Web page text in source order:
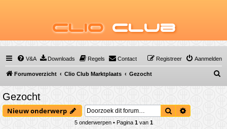
Clio Club
V&A Downloads Regels Contact Aanmelden
Registreer
Forumoverzicht Clio Club Marktplaats Gezocht
o
Gezocht
Nieuw onderwerp Zoek
5 onderwerpen • Pagina 1van 1